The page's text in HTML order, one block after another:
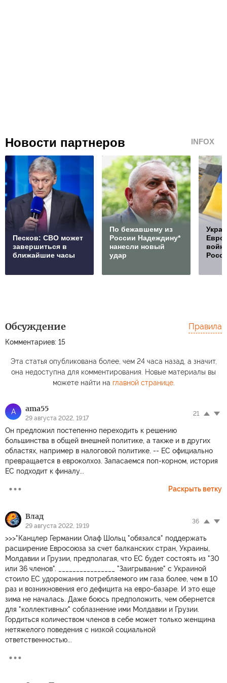
Новости партнеров INFOX
Песков: СВО может
завершиться в
ближайшие часы
По бежавшему из
России Надеждину*
нанесли новый
удар
Обсуждение
Комментариев: 15
Правила
Эта статья опубликована более, чем 24 часа назад, а значит,
она недоступна для комментирования. Новые материалы вы
можете найти на главной странице.
A ama55
29 августа 2022, 19:17
21
Он предложил постепенно переходить к решению
большинства в общей внешней политике, а также и в других
областях, например в налоговой политике. -- ЕС официально
превращается в евроколхоз. Запасаемся поп-корном, история
ЕС подходит к финалу...
Раскрыть ветку
Влад
29 августа 2022, 19:19
36
>>>"Канцлер Германии Олаф Шольц "обязался" поддержать
расширение Евросоюза за счет балканских стран, Украины,
Молдавии и Грузии, предполагая, что ЕС будет состоять из "30
или 36 членов". ________________ "Заигрывание" с Украиной
стоило ЕС удорожания потребляемого им газа более, чем в 10
раз и возникновения его дефицита на евро-базаре. И это еще
зима не началась. Даже боюсь предположить, чем обернется
для "коллективных" соблазнение ими Молдавии и Грузии.
Гордиться количеством членов в себе может только женщина
нетяжелого поведения с низкой социальной
ответственностью...